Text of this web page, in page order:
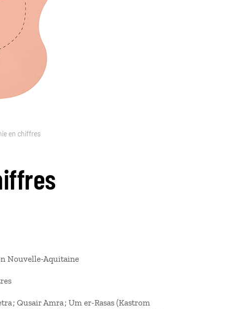
en chiffres
Nouvelle-Aquitaine
; Qusair Amra ; Um er-Rasas (Kastrom